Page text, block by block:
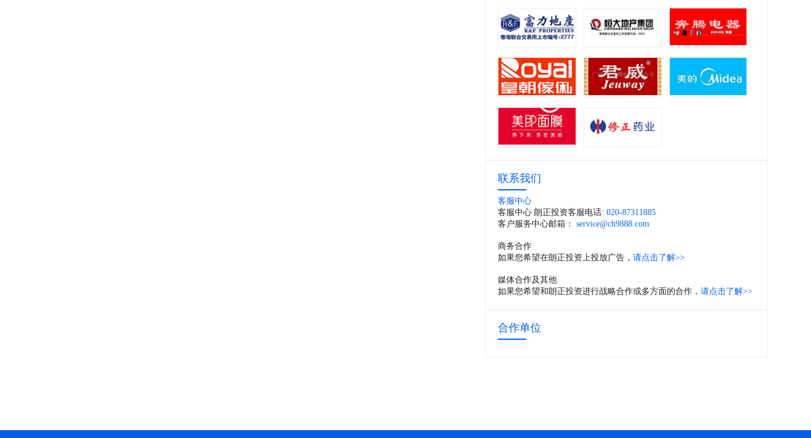
联系我们
客服中心
客服中心 朗正投资客服电话: 020-87311885
客户服务中心邮箱：
service@ch9888.com
商务合作
如果您希望在朗正投资上投放广告， 请点击了解>>
媒体合作及其他
如果您希望和朗正投资进行战略合作或多方面的合作， 请点击了解>>
合作单位